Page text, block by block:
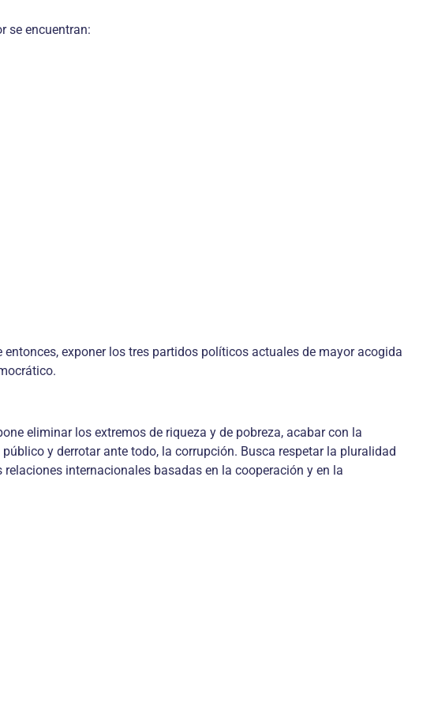
se encuentran:
exponer los tres partidos políticos actuales de mayor acogida
eliminar los extremos de riqueza y de pobreza, acabar con la
y derrotar ante todo, la corrupción. Busca respetar la pluralidad
internacionales basadas en la cooperación y en la